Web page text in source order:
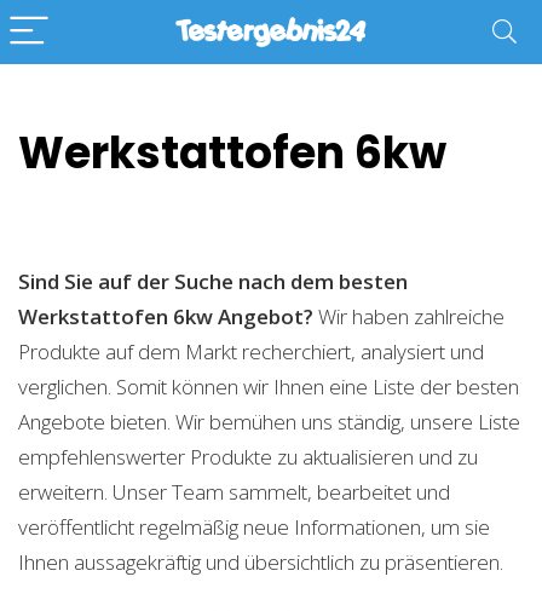
Werkstattofen 6kw
Sind Sie auf der Suche nach dem besten
Werkstattofen 6kwAngebot? Wir haben zahlreiche
Produkte auf dem Markt recherchiert, analysiert und
verglichen. Somit können wir Ihnen eine Liste der besten
Angebote bieten. Wir bemühen uns ständig, unsere Liste
empfehlenswerter Produkte zu aktualisieren und zu
erweitern. Unser Team sammelt, bearbeitet und
veröffentlicht regelmäßig neue Informationen, um sie
Ihnen aussagekräftig und übersichtlich zu präsentieren.